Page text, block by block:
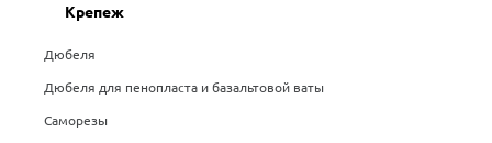
Крепеж
Дюбеля
Дюбеля для пенопласта и базальтовой ваты
Саморезы